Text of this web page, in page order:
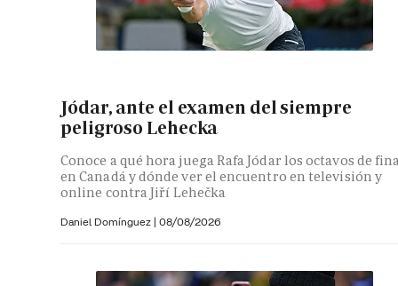
Jódar, ante el examen del siempre
peligroso Lehecka
Conoce a qué hora juega Rafa Jódar los octavos de
en Canadá y dónde ver el encuentro en televisión y
online contra Jiří Lehečka
Daniel Domínguez | 08/08/2026